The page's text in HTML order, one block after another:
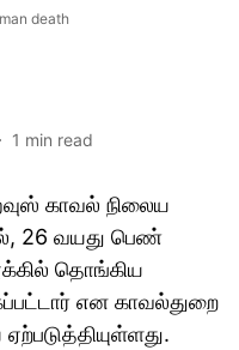
death
1 min read
காவல் நிலைய
26 வயது பெண்
தொங்கிய
என காவல்துறை